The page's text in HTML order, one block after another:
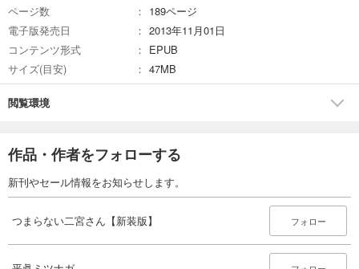
ページ数
189ページ
電子版発売日
2013年11月01日
コンテンツ形式
EPUB
サイズ(目安)
47MB
閲覧環境
作品・作者をフォローする
新刊やセール情報をお知らせします。
つまらない二宮さん【新装版】 フォロー